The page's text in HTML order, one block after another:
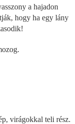
a hajadon
hogy ha egy lány
virágokkal teli rész.